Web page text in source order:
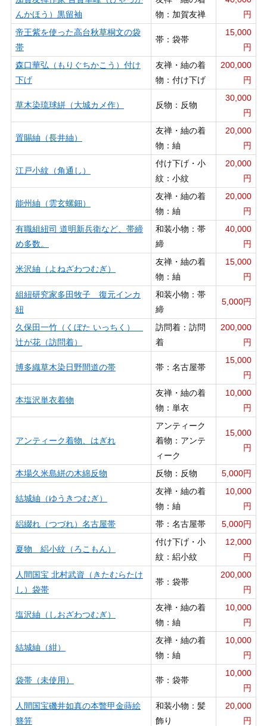
んかほう）黒留袖
物：加賀友禅
円
帝王紫を使った高台秋草桐文の袋
帯
帯：袋帯
15,000
円
森口華弘（もりぐちかこう）付け
下げ
友禅・紬の着
物：付け下げ
200,000
円
草木染琉球絣（大城カメ作） 反物：反物
30,000
円
置賜紬（長井紬）
友禅・紬の着
物：紬
20,000
円
江戸小紋（角通し）
付け下げ・小
紋：小紋
20,000
円
能州紬（雲玄螺鈿）
友禅・紬の着
物：紬
20,000
円
有職組紐司 道明新兵衛など、帯締
め多数。
和装小物：帯
締
40,000
円
米沢紬（よねざわつむぎ）
友禅・紬の着
物：紬
15,000
円
組紐研究家多田牧子 復元インカ
紐
和装小物：帯
締
5,000円
久保田一竹（くぼた いっちく）
辻が花（訪問着）
訪問着：訪問
着
200,000
円
博多織草木染日野間道の帯 帯：名古屋帯
15,000
円
本塩沢単衣着物
友禅・紬の着
物：単衣
10,000
円
アンティーク着物、はぎれ
アンティーク
着物：アンテ
ィーク
15,000
円
本場久米島絣の木綿反物 反物：反物 5,000円
結城紬（ゆうきつむぎ）
友禅・紬の着
物：紬
10,000
円
絽綴れ（つづれ）名古屋帯
帯：名古屋帯 5,000円
夏物 絽小紋（ろこもん）
付け下げ・小
紋：絽小紋
12,000
円
人間国宝 北村武資（きたむらたけ
し）袋帯
帯：袋帯
200,000
円
塩沢紬（しおざわつむぎ）
友禅・紬の着
物：紬
10,000
円
結城紬（紺）
友禅・紬の着
物：紬
10,000
円
袋帯（未使用） 帯：袋帯
10,000
円
人間国宝磯井如真の本鼈甲金蒔絵
簪笄
和装小物：髪
飾り
20,000
円